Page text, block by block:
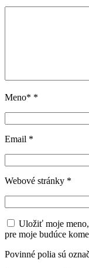
Meno* *
Email *
Webové stránky *
Uložiť moje
pre moje budúce
Povinné polia sú